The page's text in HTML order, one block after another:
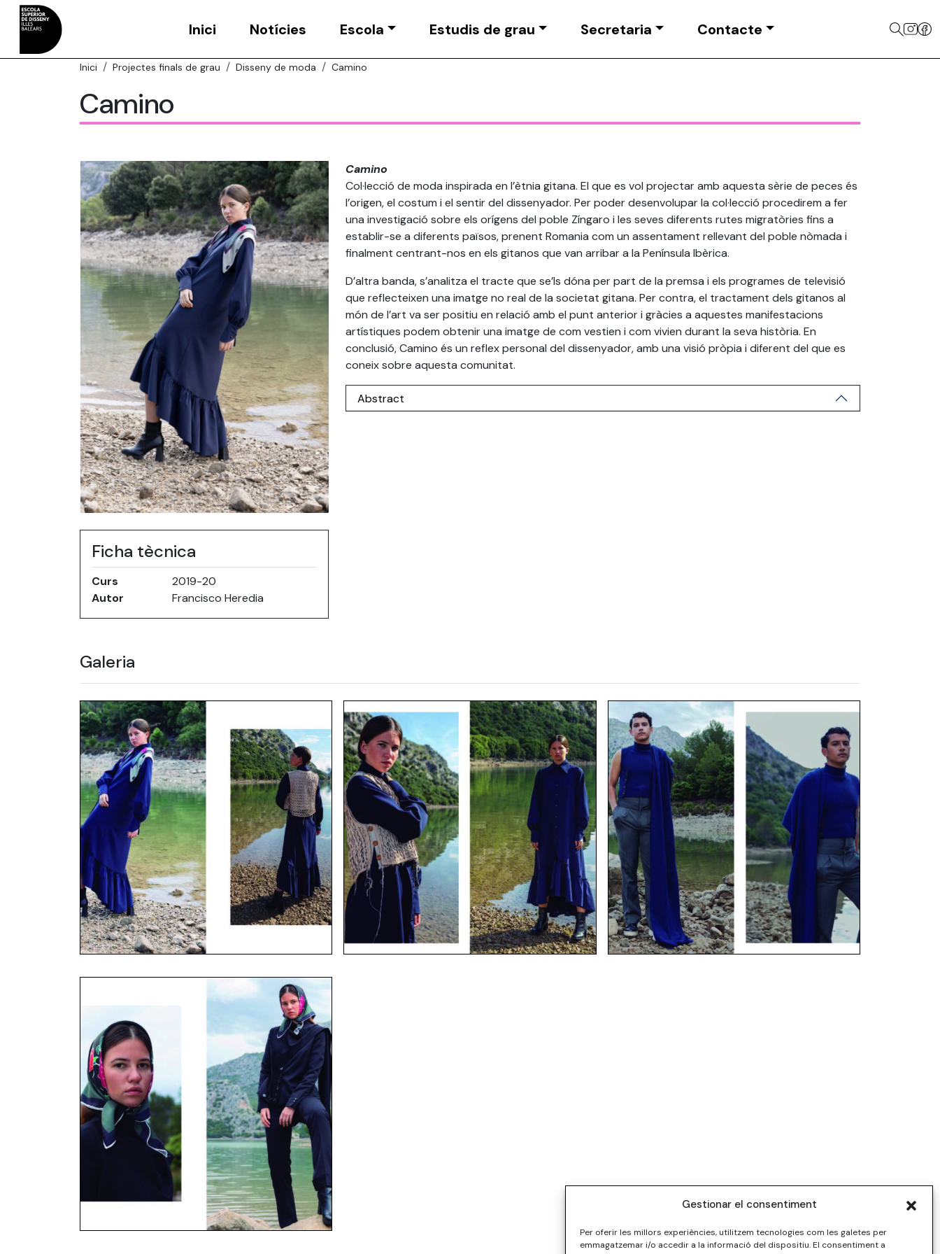
Gestionar el consentiment
Per oferir les millors experiències, utilitzem tecnologies com les galetes per
emmagatzemar i/o accedir a la informació del dispositiu. El consentiment a
Inici Notícies Escola Estudis de grau Secretaria Contacte
Inici Projectes finals de grau Disseny de moda Camino
Camino
Ficha tècnica
Curs
2019-20
Autor
Francisco Heredia
Camino
Col·lecció de moda inspirada en l’ètnia gitana. El que es vol projectar amb aquesta sèrie de peces és
l’origen, el costum i el sentir del dissenyador. Per poder desenvolupar la col·lecció procedirem a fer
una investigació sobre els orígens del poble Zíngaro i les seves diferents rutes migratòries fins a
establir-se a diferents països, prenent Romania com un assentament rellevant del poble nòmada i
finalment centrant-nos en els gitanos que van arribar a la Península Ibèrica.
D’altra banda, s’analitza el tracte que se’ls dóna per part de la premsa i els programes de televisió
que reflecteixen una imatge no real de la societat gitana. Per contra, el tractament dels gitanos al
món de l’art va ser positiu en relació amb el punt anterior i gràcies a aquestes manifestacions
artístiques podem obtenir una imatge de com vestien i com vivien durant la seva història. En
conclusió, Camino és un reflex personal del dissenyador, amb una visió pròpia i diferent del que es
coneix sobre aquesta comunitat.
Abstract
Galeria